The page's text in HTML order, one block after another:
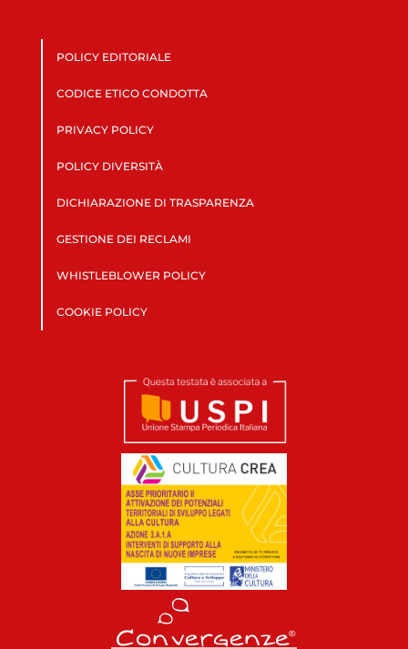
POLICY EDITORIALE
CODICE ETICO CONDOTTA
PRIVACY POLICY
POLICY DIVERSITÀ
DICHIARAZIONE DI TRASPARENZA
GESTIONE DEI RECLAMI
WHISTLEBLOWER POLICY
COOKIE POLICY